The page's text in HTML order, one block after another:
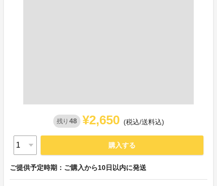
残り 48 ¥2,650 (税込/送料込)
購入する
ご提供予定時期：ご購入から10日以内に発送